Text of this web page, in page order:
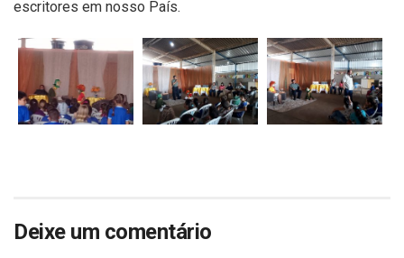
escritores em nosso País.
Deixe um comentário